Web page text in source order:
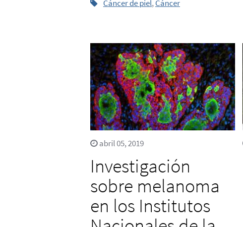
Cáncer de piel,Cáncer
abril 05, 2019
Investigación
sobre melanoma
en los Institutos